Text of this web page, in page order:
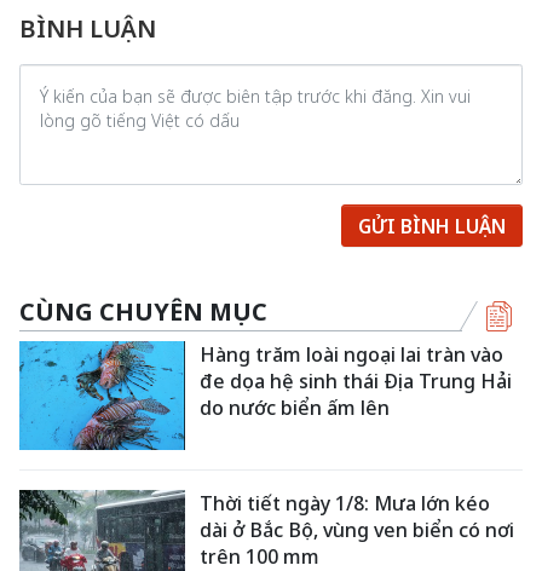
BÌNH LUẬN
GỬI BÌNH LUẬN
CÙNG CHUYÊN MỤC
Hàng trăm loài ngoại lai tràn vào
đe dọa hệ sinh thái Địa Trung Hải
do nước biển ấm lên
Thời tiết ngày 1/8: Mưa lớn kéo
dài ở Bắc Bộ, vùng ven biển có nơi
trên 100 mm